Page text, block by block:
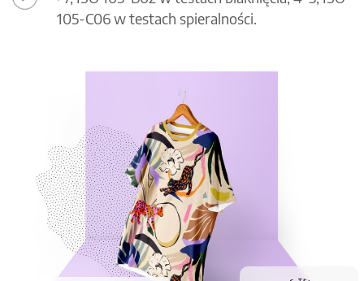
105-C06 w testach spieralności.